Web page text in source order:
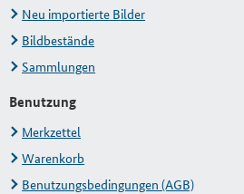
Neu importierte Bilder
Bildbestände
Sammlungen
Benutzung
Merkzettel
Warenkorb
Benutzungsbedingungen (AGB)